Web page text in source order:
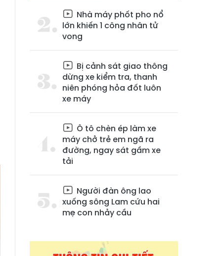
Nhà máy phốt pho nổ
lớn khiến 1 công nhân tử
vong
Bị cảnh sát giao thông
dừng xe kiểm tra, thanh
niên phóng hỏa đốt luôn
xe máy
Ô tô chèn ép làm xe
máy chở trẻ em ngã ra
đường, ngay sát gầm xe
tải
Người đàn ông lao
xuống sông Lam cứu hai
mẹ con nhảy cầu